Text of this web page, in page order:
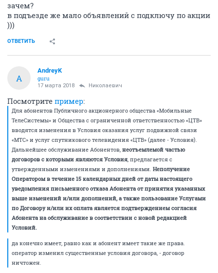
зачем?
в подъезде же мало объявлений с подключу по акции
)))
ОТВЕТИТЬ
A
AndreyK
guru
17 марта 2018 Николаевич
Посмотрите пример:
Для абонентов Публичного акционерного общества «Мобильные
ТелеСистемы» и Общества с ограниченной ответственностью «ЦТВ»
вводятся изменения в Условия оказания услуг подвижной связи
«МТС» и услуг спутникового телевидения «ЦТВ» (далее - Условия).
Дальнейшее обслуживание Абонентов, неотъемлемой частью
договоров с которыми являются Условия, предлагается с
утвержденными изменениями и дополнениями. Неполучение
Оператором в течение 15 календарных дней от даты настоящего
уведомления письменного отказа Абонента от принятия указанных
выше изменений и/или дополнений, а также пользование Услугами
по Договору и/или их оплата является подтверждением согласия
Абонента на обслуживание в соответствии с новой редакцией
Условий.
да конечно имеет, равно как и абонент имеет такие же права.
оператор изменил существенные условия договора, - договор
ничтожен.